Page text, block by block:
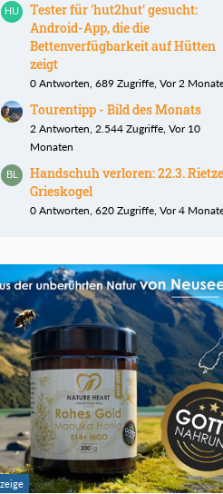
Tester für 'hut2hut' gesucht:
Android-App, die die
Bettenverfügbarkeit auf Hütten
zeigt
0 Antworten, 689 Zugriffe, Vor 2
Tourentipp - Bild des Monats
2 Antworten, 2.544 Zugriffe, Vor 10
Monaten
Handschuh verloren: 22.3.
Grieskogel
0 Antworten, 620 Zugriffe, Vor 4